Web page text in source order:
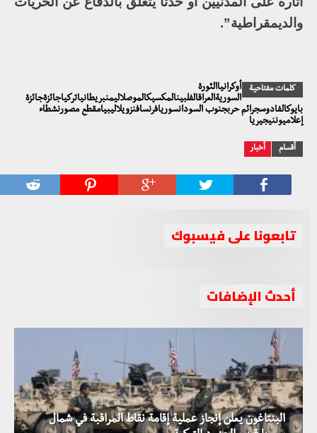
والديمقراطية”.
كلمات مفتاحية
أوكرانياالثورة
السوريةالعراقالفلبينالمكسيكالموصلاليمنبريطانياتركياجائزةجائزة
بايوكالفادوسجرائم حربجنوب السودانسوريافرنسافنزويلاليبيامقطع مصورنشطاء
إعلاميوننيجيريا
أقسام أخبار
تابعونا على فيسبوك
أحدث الإضافات
البنتاغون يعلن إنجاز عملية إقامة نقاط المراقبة في شمال